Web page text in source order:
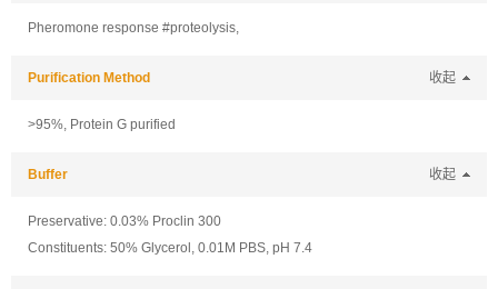
Pheromone response #proteolysis,
Purification Method 收起
>95%, Protein G purified
Buffer 收起
Preservative: 0.03% Proclin 300
Constituents: 50% Glycerol, 0.01M PBS, pH 7.4